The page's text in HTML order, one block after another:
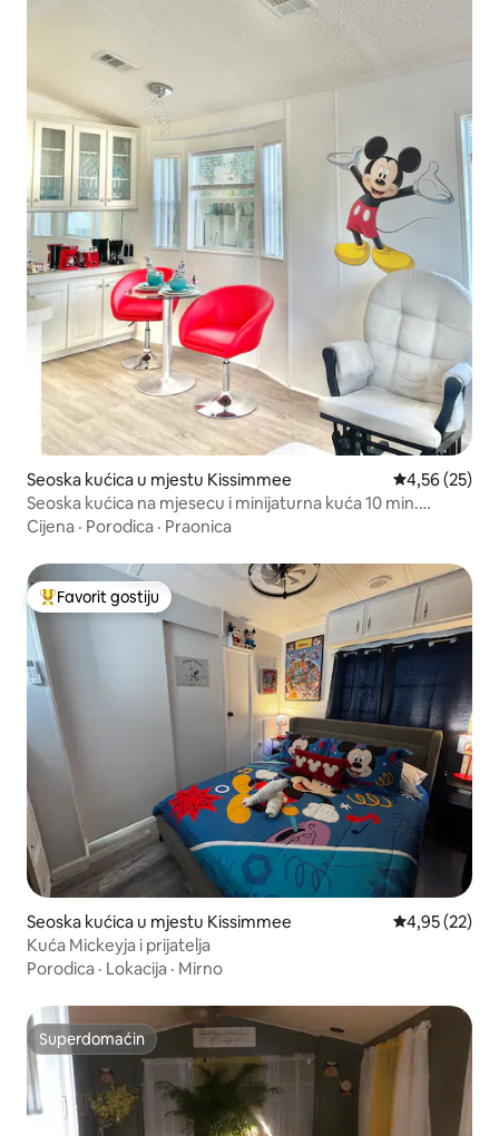
Seoska kućica u mjestu Kissimmee Prosječna
4,56 (25)
Seoska kućica na mjesecu i minijaturna kuća 10 min.
Disney
Cijena · Porodica · Praonica
Glavni favorit gostiju
Favorit gostiju
Seoska kućica u mjestu Kissimmee Prosječna
4,95 (22)
Kuća Mickeyja i prijatelja
Porodica · Lokacija · Mirno
Superdomaćin
Superdomaćin